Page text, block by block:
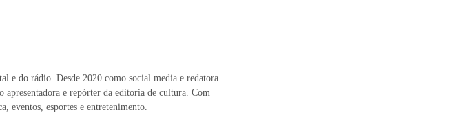
e do rádio. Desde 2020 como social media e redatora
apresentadora e repórter da editoria de cultura. Com
eventos, esportes e entretenimento.